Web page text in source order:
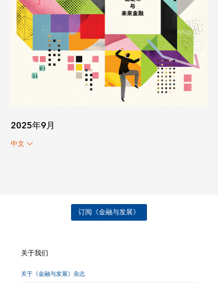
2025年9月
中文
订阅《金融与发展》
关于我们
关于《金融与发展》杂志